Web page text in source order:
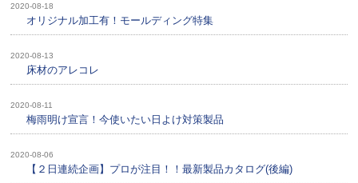
2020-08-18
オリジナル加工有！モールディング特集
2020-08-13
床材のアレコレ
2020-08-11
梅雨明け宣言！今使いたい日よけ対策製品
2020-08-06
【２日連続企画】プロが注目！！最新製品カタログ(後編)